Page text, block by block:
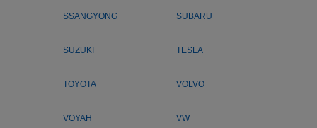
SSANGYONG SUBARU
SUZUKI TESLA
TOYOTA VOLVO
VOYAH VW